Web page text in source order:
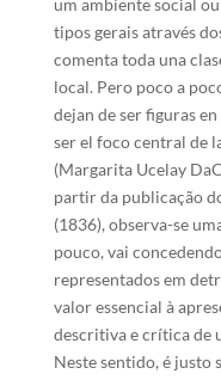
um ambiente social
tipos gerais através
comenta toda una
local. Pero poco a
dejan de ser figuras
ser el foco central de
(Margarita Ucelay
partir da publicação
(1836), observa-se
pouco, vai
representados em
valor essencial à
descritiva e crítica de
Neste sentido, é justo